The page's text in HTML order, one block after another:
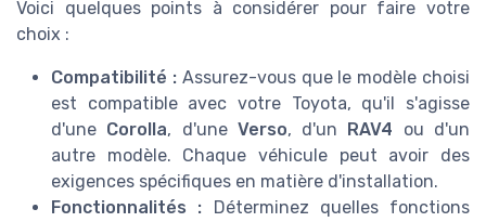
Voici quelques points à considérer pour faire votre
choix :
Compatibilité : Assurez-vous que le modèle choisi
est compatible avec votre Toyota, qu'il s'agisse
d'une Corolla, d'une Verso, d'un RAV4 ou d'un
autre modèle. Chaque véhicule peut avoir des
exigences spécifiques en matière d'installation.
Fonctionnalités :
Déterminez quelles fonctions